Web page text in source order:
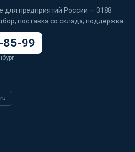
для предприятий России — 3188
поставка со склада, поддержка.
85-99